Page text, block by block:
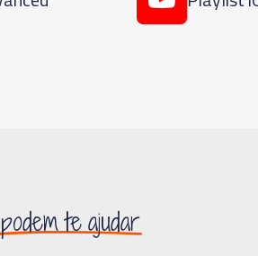
te ajudar